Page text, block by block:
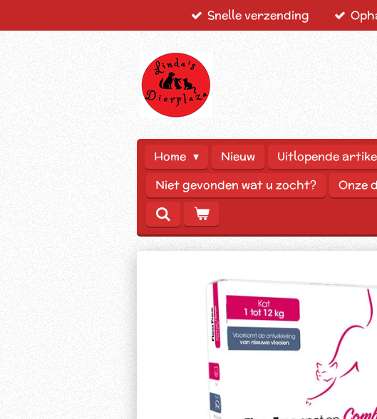
Snelle verzending
Home Nieuw Uitlopende
Niet gevonden wat u zocht?
Onze